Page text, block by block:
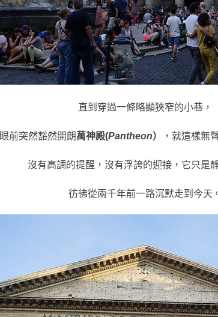
直到穿過一條略顯狹窄的小巷，
眼前突然豁然開朗萬神殿(Pantheon） ，就這樣無
沒有高調的提醒，沒有浮誇的迎接，它只是
彷彿從兩千年前一路沉默走到今天